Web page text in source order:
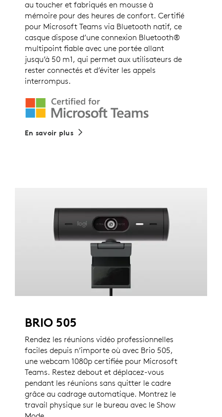
au toucher et fabriqués en mousse à
mémoire pour des heures de confort. Certifié
pour Microsoft Teams via Bluetooth natif, ce
casque dispose d’une connexion Bluetooth®
multipoint fiable avec une portée allant
jusqu’à 50 m1, qui permet aux utilisateurs de
rester connectés et d’éviter les appels
interrompus.
En savoir plus
BRIO 505
Rendez les réunions vidéo professionnelles
faciles depuis n’importe où avec Brio 505,
une webcam 1080p certifiée pour Microsoft
Teams. Restez debout et déplacez-vous
pendant les réunions sans quitter le cadre
grâce au cadrage automatique. Montrez le
travail physique sur le bureau avec le Show